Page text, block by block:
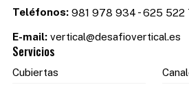
Teléfonos: 981 978 934 -625 522
E-mail: vertical@desafiovertical.es
Servicios
Cubiertas